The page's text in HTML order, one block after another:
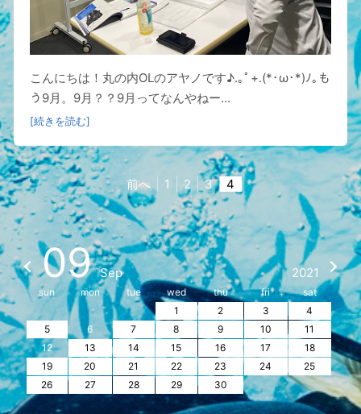
こんにちは！丸の内OLのアヤノです♪.｡ﾟ+.(*･ω･*)ﾉ｡も
う9月。9月？？9月ってなんやねー...
[続きを読む]
前へ 1 2 3 4
09 Sep 2021
sun mon tue wed thu fri
sat
1
2 3
4
5
6 7 8 9 10
11
12
13 14 15 16 17
18
19
20 21 22 23 24
25
26
27 28 29 30